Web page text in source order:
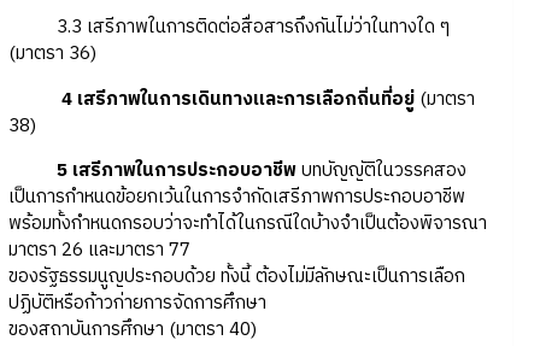
3.3 เสรีภาพในการติดต่อสื่อสารถึงกันไม่ว่าในทางใด ๆ
(มาตรา 36)
4 เสรีภาพในการเดินทางและการเลือกถิ่นที่อยู่(มาตรา
38)
5 เสรีภาพในการประกอบอาชีพบทบัญญัติในวรรคสอง
เป็นการกำหนดข้อยกเว้นในการจำกัดเสรีภาพการประกอบอาชีพ
พร้อมทั้งกำหนดกรอบว่าจะทำได้ในกรณีใดบ้างจำเป็นต้องพิจารณา
มาตรา 26 และมาตรา 77
ของรัฐธรรมนูญประกอบด้วย ทั้งนี้ ต้องไม่มีลักษณะเป็นการเลือก
ปฏิบัติหรือก้าวก่ายการจัดการศึกษา
ของสถาบันการศึกษา (มาตรา 40)